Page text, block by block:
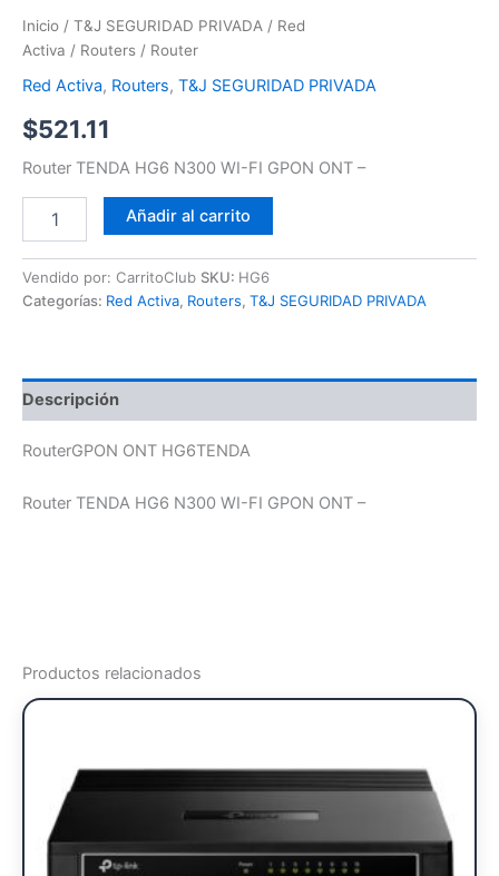
Inicio / T&J SEGURIDAD PRIVADA / Red
Activa / Routers / Router
Red Activa, Routers, T&J SEGURIDAD PRIVADA
$521.11
Router TENDA HG6 N300 WI-FI GPON ONT –
Añadir al carrito
Vendido por: CarritoClub SKU: HG6
Categorías: Red Activa, Routers, T&J SEGURIDAD PRIVADA
Descripción
RouterGPON ONT HG6TENDA
Router TENDA HG6 N300 WI-FI GPON ONT –
Productos relacionados